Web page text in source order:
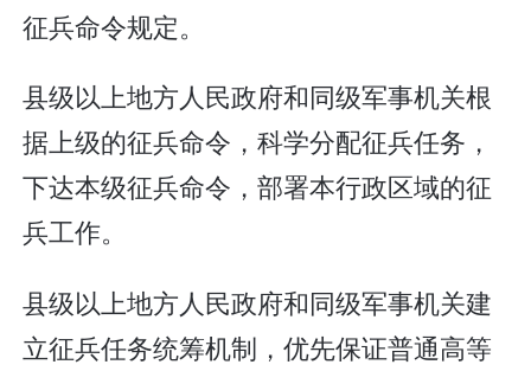
征兵命令规定。
县级以上地方人民政府和同级军事机关根
据上级的征兵命令，科学分配征兵任务，
下达本级征兵命令，部署本行政区域的征
兵工作。
县级以上地方人民政府和同级军事机关建
立征兵任务统筹机制，优先保证普通高等